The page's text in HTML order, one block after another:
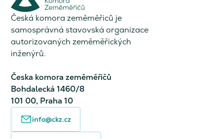
Česká komora zeměměřiců je
samosprávná stavovská organizace
autorizovaných zeměměřických
inženýrů.
Česka komora zeměměřičů
Bohdalecká 1460/8
101 00, Praha 10
info@ckz.cz